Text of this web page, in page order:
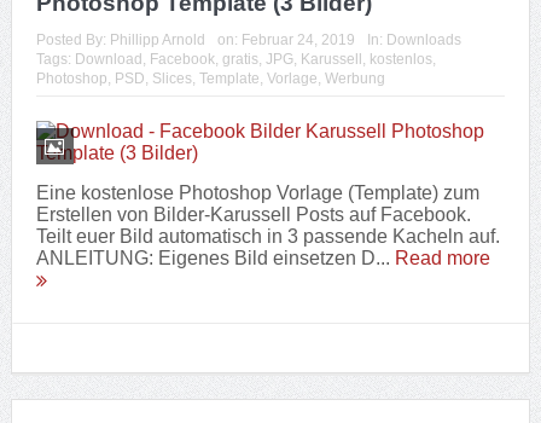
Posted By: Phillipp Arnold on: Februar 24, 2019 In: Downloads
Tags: Download Facebook, gratis, JPG, Karussell kostenlos,
Photoshop PSD Slices, Template Vorlage Werbung
Eine kostenlose Photoshop Vorlage (Template) zum
Erstellen von Bilder-Karussell Posts auf Facebook.
Teilt euer Bild automatisch in 3 passende Kacheln auf.
ANLEITUNG: Eigenes Bild einsetzen D... Read more